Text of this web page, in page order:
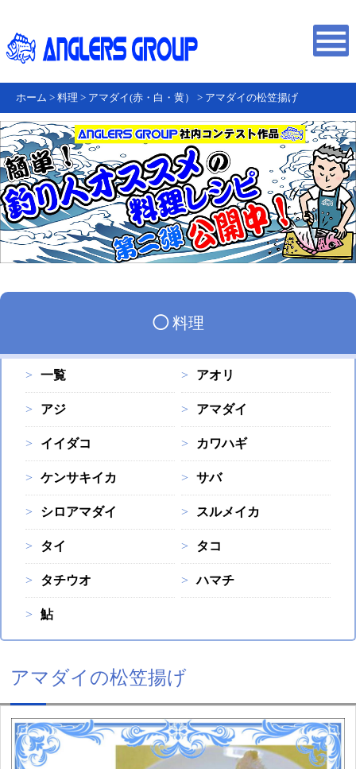
ホーム > 料理 > アマダイ(赤・白・黄） > アマダイの松笠揚げ
◯料理
一覧 アオリ
アジ アマダイ
イイダコ カワハギ
ケンサキイカ サバ
シロアマダイ スルメイカ
タイ タコ
タチウオ ハマチ
鮎
アマダイの松笠揚げ